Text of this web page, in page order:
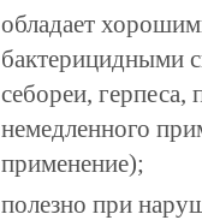
обладает
бактерицидными
себореи,
немедленного
применение);
полезно при